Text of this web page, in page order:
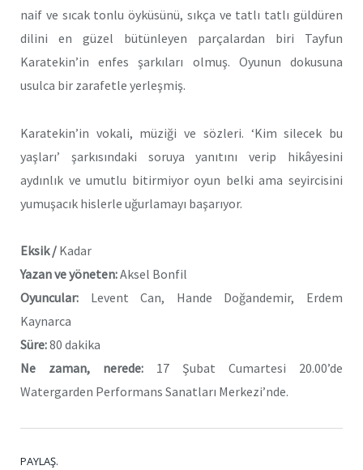
naif ve sıcak tonlu öyküsünü, sıkça ve tatlı tatlı güldüren
dilini en güzel bütünleyen parçalardan biri Tayfun
Karatekin’in enfes şarkıları olmuş. Oyunun dokusuna
usulca bir zarafetle yerleşmiş.
Karatekin’in vokali, müziği ve sözleri. ‘Kim silecek bu
yaşları’ şarkısındaki soruya yanıtını verip hikâyesini
aydınlık ve umutlu bitirmiyor oyun belki ama seyircisini
yumuşacık hislerle uğurlamayı başarıyor.
Eksik / Kadar
Yazan ve yöneten:Aksel Bonfil
Oyuncular: Levent Can, Hande Doğandemir, Erdem
Kaynarca
Süre:80 dakika
Ne zaman, nerede: 17 Şubat Cumartesi 20.00’de
Watergarden Performans Sanatları Merkezi’nde.
PAYLAŞ.